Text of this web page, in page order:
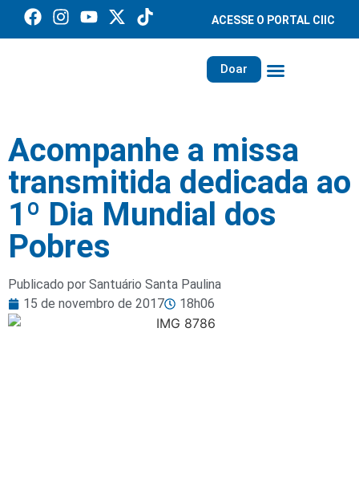
ACESSE O PORTAL CIIC
Doar
Acompanhe a missa
transmitida dedicada ao
1º Dia Mundial dos
Pobres
Publicado por Santuário Santa Paulina
15 de novembro de 2017
18h06